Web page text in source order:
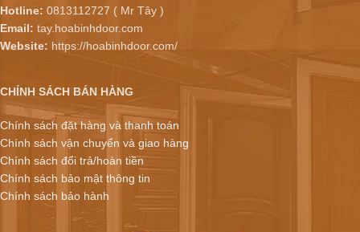
Hotline: 0813112727 ( Mr Tây )
Email: tay.hoabinhdoor.com
Website: https://hoabinhdoor.com/
CHÍNH SÁCH BÁN HÀNG
Chính sách đặt hàng và thanh toán
Chính sách vận chuyển và giao hàng
Chính sách đổi trả/hoàn tiền
Chính sách bảo mật thông tin
Chính sách bảo hành